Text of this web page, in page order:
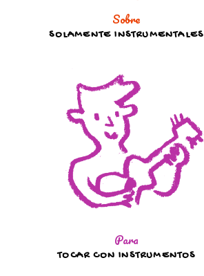
Sobre
SOLAMENTE INSTRUMENTALES
Para
TOCAR CON INSTRUMENTOS